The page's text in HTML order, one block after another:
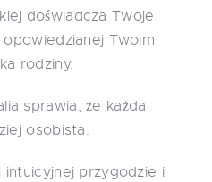
doświadcza Twoje
opowiedzianej Twoim
rodziny.
sprawia, że każda
osobista.
intuicyjnej przygodzie i